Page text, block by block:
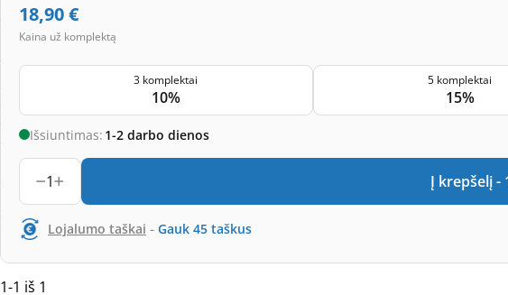
18,90€
Kaina už komplektą
3 komplektai
10%
5 komplektai
15%
Išsiuntimas: 1-2 darbo dienos
1 Į krepšelį -
Lojalumo taškai - Gauk 45 taškus
1-1 iš 1